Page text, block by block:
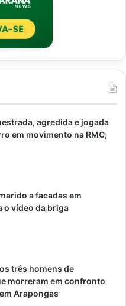
agredida e jogada
em movimento na RMC;
a facadas em
o vídeo da briga
três homens de
morreram em confronto
Arapongas